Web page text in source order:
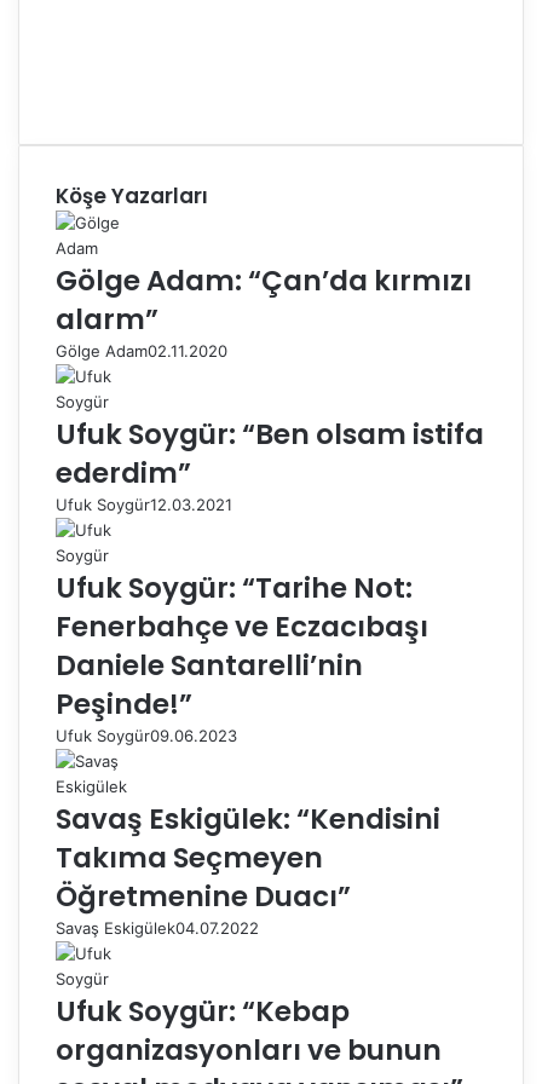
Köşe Yazarları
Gölge Adam: “Çan’da kırmızı
alarm”
Gölge Adam02.11.2020
Ufuk Soygür: “Ben olsam istifa
ederdim”
Ufuk Soygür12.03.2021
Ufuk Soygür: “Tarihe Not:
Fenerbahçe ve Eczacıbaşı
Daniele Santarelli’nin
Peşinde!”
Ufuk Soygür09.06.2023
Savaş Eskigülek: “Kendisini
Takıma Seçmeyen
Öğretmenine Duacı”
Savaş Eskigülek04.07.2022
Ufuk Soygür: “Kebap
organizasyonları ve bunun